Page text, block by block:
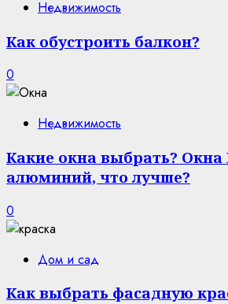
Недвижимость
Как обустроить балкон?
0
Недвижимость
Какие окна выбрать?
алюминий, что лучше?
0
Дом и сад
Как выбрать фасадную